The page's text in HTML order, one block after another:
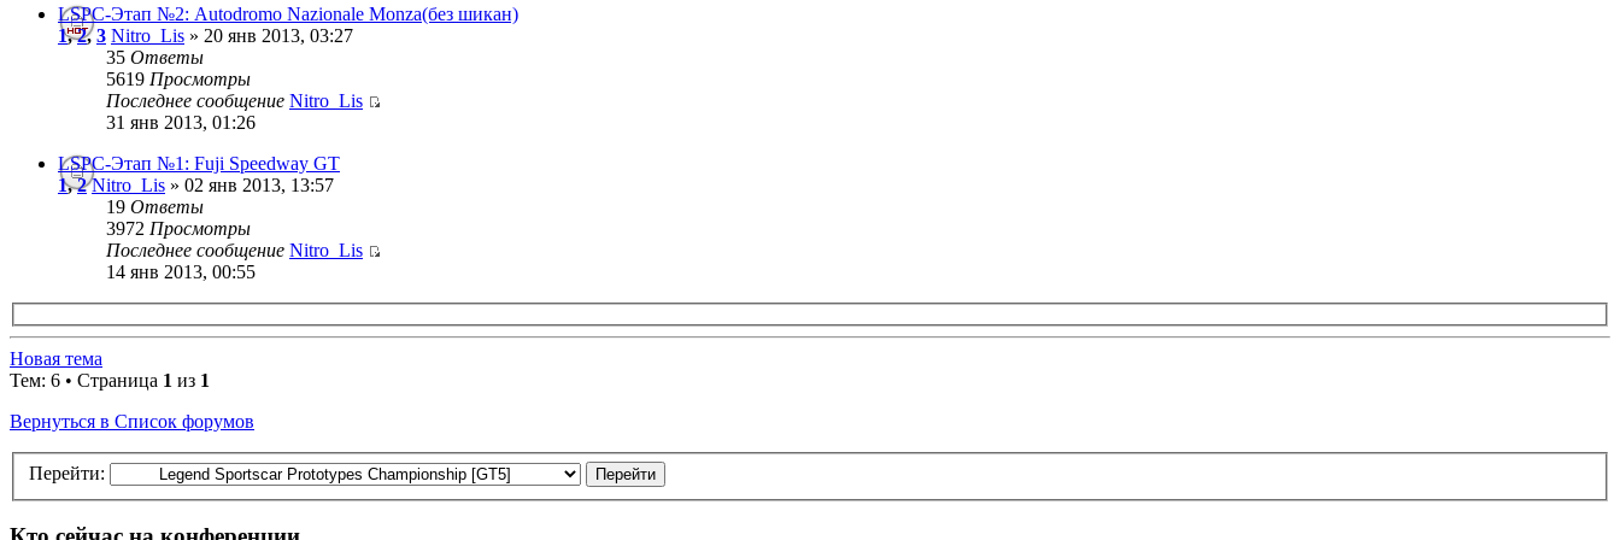
LSPC-Этап №2: Autodromo Nazionale Monza(без шикан)
1,2,3 Nitro_Lis » 20 янв 2013, 03:27
35 Ответы
5619 Просмотры
Последнее сообщение Nitro_Lis
31 янв 2013, 01:26
LSPC-Этап №1: Fuji Speedway GT
1,2 Nitro_Lis » 02 янв 2013, 13:57
19 Ответы
3972 Просмотры
Последнее сообщение Nitro_Lis
14 янв 2013, 00:55
Новая тема
Тем: 6 • Страница 1 из 1
Вернуться в Список форумов
Перейти: